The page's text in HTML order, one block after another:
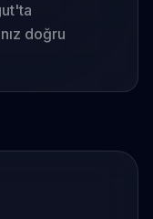
doğru